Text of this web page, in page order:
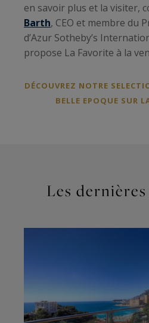
en savoir plus et la visiter,
Barth, CEO et membre du
d’Azur Sotheby’s
propose La Favorite à la
DÉCOUVREZ NOTRE
BELLE EPOQUE SUR
Les